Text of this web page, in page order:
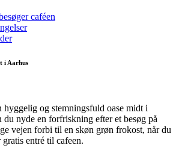
caféen
i Aarhus
og stemningsfuld oase midt i
du nyde en forfriskning efter et besøg på
vejen forbi til en skøn grøn frokost, når du
entré til cafeen.